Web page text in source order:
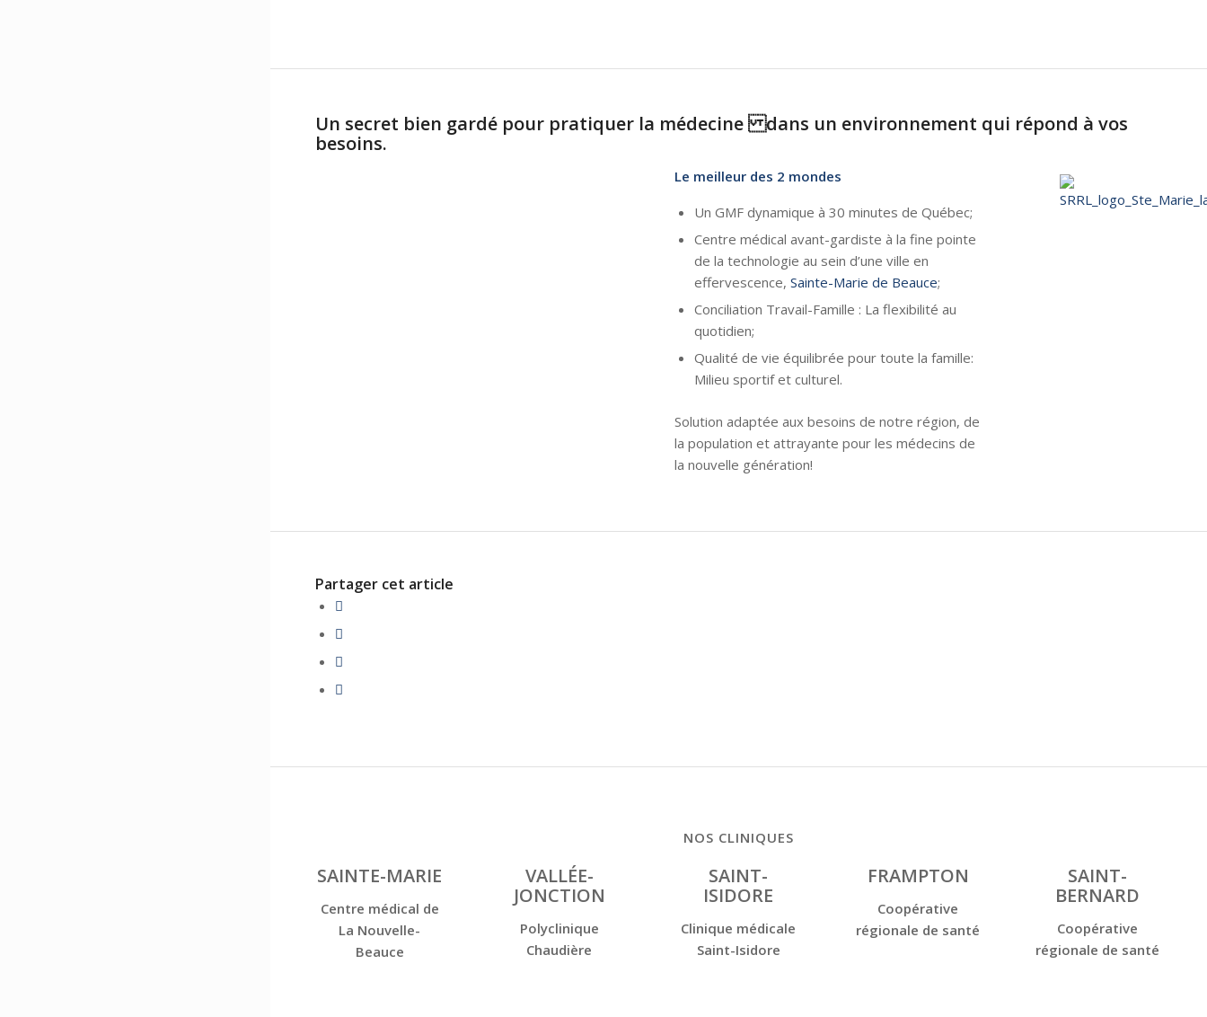
Un secret bien gardé pour pratiquer la médecine dans un environnement qui répond à vos
besoins.
Le meilleur des 2 mondes
Un GMF dynamique à 30 minutes de Québec;
Centre médical avant-gardiste à la fine pointe
de la technologie au sein d’une ville en
effervescence, Sainte-Marie de Beauce;
Conciliation Travail-Famille : La flexibilité au
quotidien;
Qualité de vie équilibrée pour toute la famille:
Milieu sportif et culturel.
Solution adaptée aux besoins de notre région, de
la population et attrayante pour les médecins de
la nouvelle génération!
Partager cet article
NOS CLINIQUES
SAINTE-MARIE
Centre médical de
La Nouvelle-
Beauce
VALLÉE-
JONCTION
Polyclinique
Chaudière
SAINT-
ISIDORE
Clinique médicale
Saint-Isidore
FRAMPTON
Coopérative
régionale de santé
SAINT-
BERNARD
Coopérative
régionale de santé